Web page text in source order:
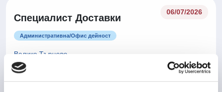
Специалист Доставки
06/07/2026
Административна/Oфис дейност
Велико Търново